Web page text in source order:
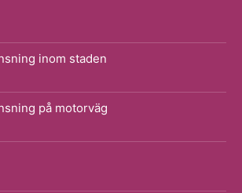
inom staden
på motorväg